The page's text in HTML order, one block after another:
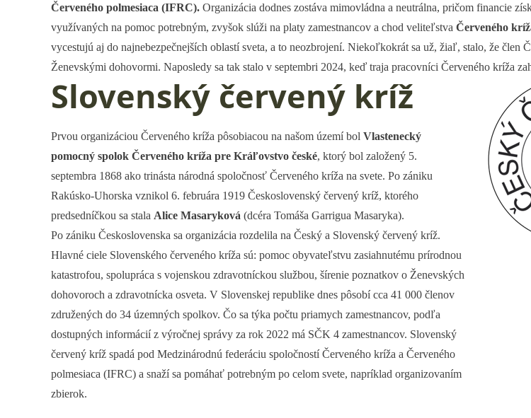
Červeného polmesiaca (IFRC). Organizácia dodnes zostáva mimovládna a neutrálna, pričom financie
využívaných na pomoc potrebným, zvyšok slúži na platy zamestnancov a chod veliteľstva Červeného
vycestujú aj do najnebezpečnejších oblastí sveta, a to neozbrojení. Niekoľkokrát sa už, žiaľ, stalo, že
Ženevskými dohovormi. Naposledy sa tak stalo v septembri 2024, keď traja pracovníci Červeného kríža
Slovenský červený kríž
Prvou organizáciou Červeného kríža pôsobiacou na našom území bol Vlastenecký
pomocný spolok Červeného kríža pre Kráľovstvo české, ktorý bol založený 5.
septembra 1868 ako trinásta národná spoločnosť Červeného kríža na svete. Po zániku
Rakúsko-Uhorska vznikol 6. februára 1919 Československý červený kríž, ktorého
predsedníčkou sa stala Alice Masaryková (dcéra Tomáša Garrigua Masaryka).
Po zániku Československa sa organizácia rozdelila na Český a Slovenský červený kríž.
Hlavné ciele Slovenského červeného kríža sú: pomoc obyvateľstvu zasiahnutému prírodnou
katastrofou, spolupráca s vojenskou zdravotníckou službou, šírenie poznatkov o Ženevských
dohovoroch a zdravotnícka osveta. V Slovenskej republike dnes pôsobí cca 41 000 členov
združených do 34 územných spolkov. Čo sa týka počtu priamych zamestnancov, podľa
dostupných informácií z výročnej správy za rok 2022 má SČK 4 zamestnancov. Slovenský
červený kríž spadá pod Medzinárodnú federáciu spoločností Červeného kríža a Červeného
polmesiaca (IFRC) a snaží sa pomáhať potrebným po celom svete, napríklad organizovaním
zbierok.